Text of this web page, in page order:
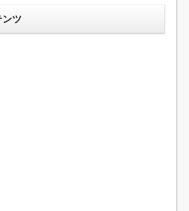
ンツ